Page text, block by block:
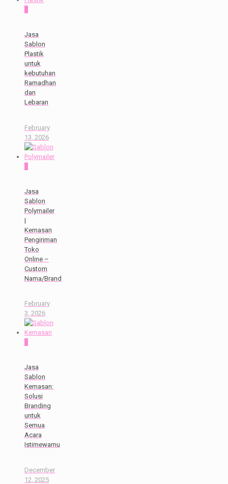
Jasa
Sablon
Plastik
untuk
kebutuhan
Ramadhan
dan
Lebaran
February
13, 2026
Jasa
Sablon
Polymailer
|
Kemasan
Pengiriman
Toko
Online –
Custom
Nama/Brand
February
3, 2026
Jasa
Sablon
Kemasan:
Solusi
Branding
untuk
Semua
Acara
Istimewamu
December
12, 2025